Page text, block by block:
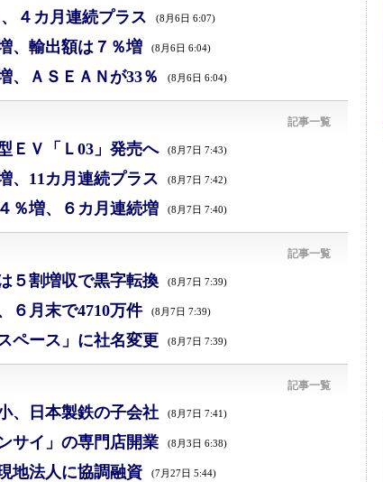
４カ月連続プラス (8月6日 6:07)
、輸出額は７％増 (8月6日 6:04)
、ＡＳＥＡＮが33％ (8月6日 6:04)
記事一覧
ＥＶ「Ｌ03」発売へ (8月7日 7:43)
、11カ月連続プラス (8月7日 7:42)
％増、６カ月連続増 (8月7日 7:40)
記事一覧
５割増収で黒字転換 (8月7日 7:39)
６月末で4710万件 (8月7日 7:39)
ペース」に社名変更 (8月7日 7:39)
記事一覧
、日本製鉄の子会社 (8月7日 7:41)
サイ」の専門店開業 (8月3日 6:38)
地法人に協調融資 (7月27日 5:44)